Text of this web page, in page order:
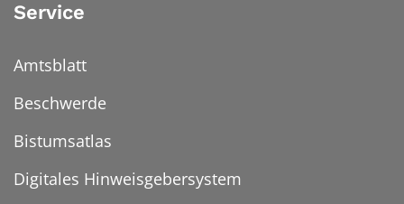
Service
Amtsblatt
Beschwerde
Bistumsatlas
Digitales Hinweisgebersystem